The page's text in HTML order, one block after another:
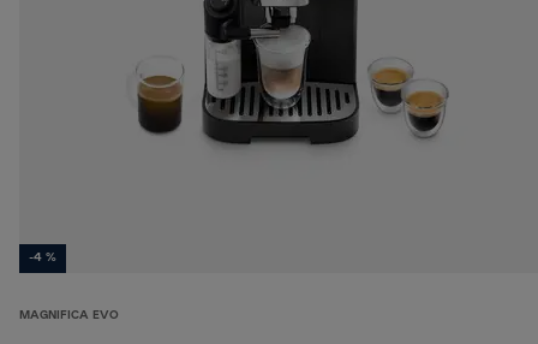
-4 %
MAGNIFICA EVO